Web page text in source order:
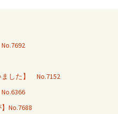
ました】 No.7152
No.7688